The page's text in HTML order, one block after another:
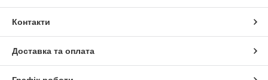
Контакти
Доставка та оплата